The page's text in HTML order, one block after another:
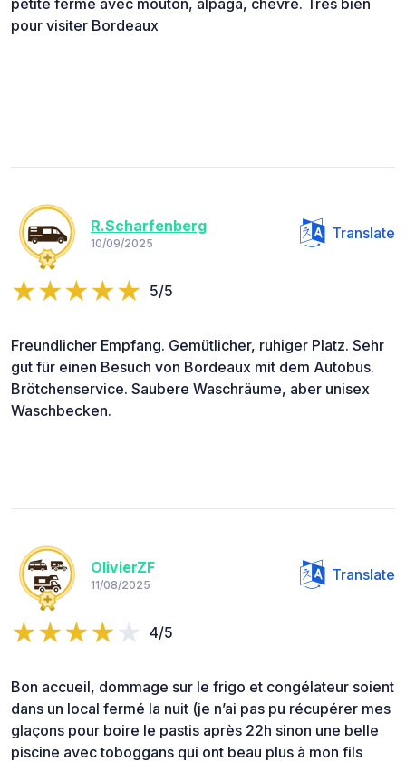
pour visiter Bordeaux
R.Scharfenberg
10/09/2025
Translate
5/5
Freundlicher Empfang. Gemütlicher, ruhiger Platz. Sehr
gut für einen Besuch von Bordeaux mit dem Autobus.
Brötchenservice. Saubere Waschräume, aber unisex
Waschbecken.
OlivierZF
11/08/2025
Translate
4/5
Bon accueil, dommage sur le frigo et congélateur soient
dans un local fermé la nuit (je n’ai pas pu récupérer mes
glaçons pour boire le pastis après 22h sinon une belle
piscine avec toboggans qui ont beau plus à mon fils